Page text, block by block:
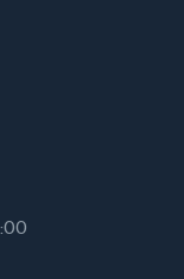
Butylethylen,